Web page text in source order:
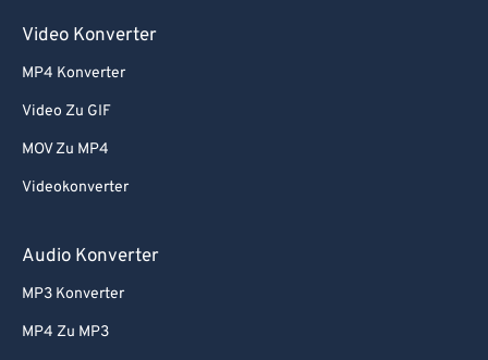
Video Konverter
MP4 Konverter
Video Zu GIF
MOV Zu MP4
Videokonverter
Audio Konverter
MP3 Konverter
MP4 Zu MP3